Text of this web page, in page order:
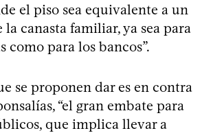
el piso sea equivalente a un
canasta familiar, ya sea para
como para los bancos”.
se proponen dar es en contra
“el gran embate para
que implica llevar a